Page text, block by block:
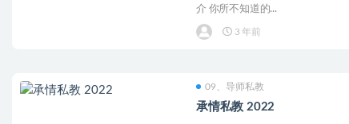
介 你所不知道的...
3 年前
09、导师私教
承情私教 2022